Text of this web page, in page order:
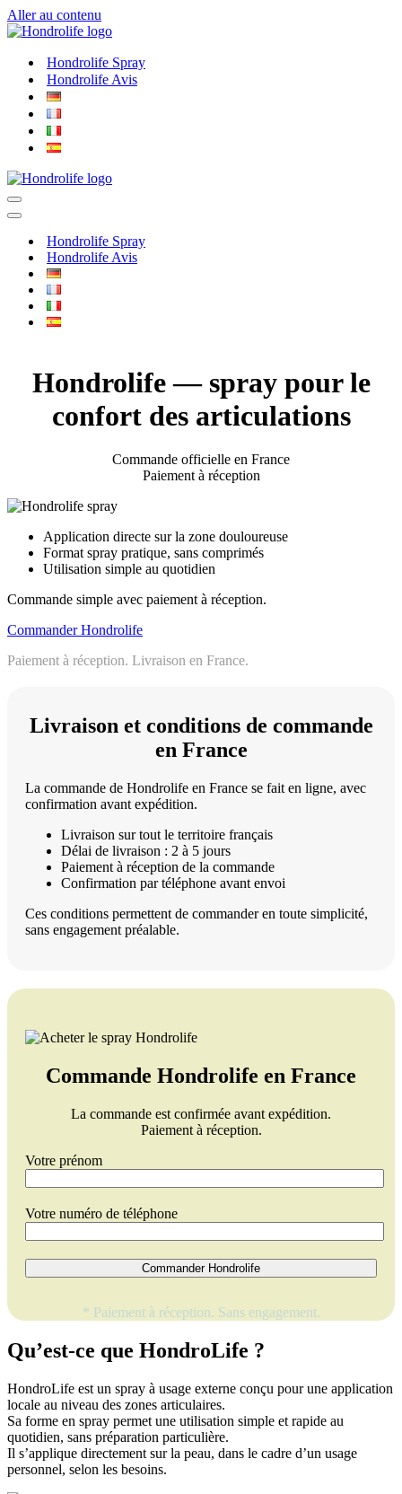
Aller au contenu
Hondrolife Spray
Hondrolife Avis
Menu
de
Menu
navigationHondrolife Spray
Hondrolife Avis
Hondrolife — spray pour le
confort des articulations
Commande officielle en France
Paiement à réception
Application directe sur la zone douloureuse
Format spray pratique, sans comprimés
Utilisation simple au quotidien
Commande simple avec paiement à réception.
Commander Hondrolife
Paiement à réception. Livraison en France.
Livraison et conditions de commande
en France
La commande de Hondrolife en France se fait en ligne, avec
confirmation avant expédition.
Livraison sur tout le territoire français
Délai de livraison : 2 à 5 jours
Paiement à réception de la commande
Confirmation par téléphone avant envoi
Ces conditions permettent de commander en toute simplicité,
sans engagement préalable.
Commande Hondrolife en France
La commande est confirmée avant expédition.
Paiement à réception.
Votre prénom
Votre numéro de téléphone
Commander Hondrolife
* Paiement à réception. Sans engagement.
Qu’est-ce que HondroLife ?
HondroLife est un spray à usage externe conçu pour une application
locale au niveau des zones articulaires.
Sa forme en spray permet une utilisation simple et rapide au
quotidien, sans préparation particulière.
Il s’applique directement sur la peau, dans le cadre d’un usage
personnel, selon les besoins.